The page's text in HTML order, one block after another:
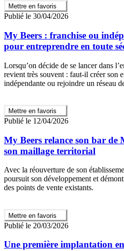
Mettre en favoris
Publié le 30/04/2026
My Beers : franchise ou
pour entreprendre en toute
Lorsqu’on décide de se lancer dans
revient très souvent : faut-il créer son
indépendante ou rejoindre un réseau
Mettre en favoris
Publié le 12/04/2026
My Beers relance son bar de
son maillage territorial
Avec la réouverture de son
poursuit son développement et
des points de vente existants.
Mettre en favoris
Publié le 20/03/2026
Une première implantation